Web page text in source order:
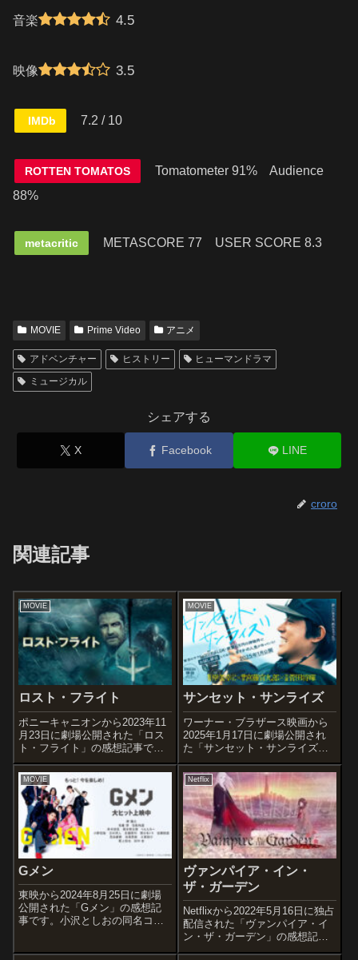
音楽 4.5
映像 3.5
IMDb 7.2 / 10
ROTTEN TOMATOS
Tomatometer 91% Audience
88%
metacritic METASCORE 77 USER SCORE 8.3
MOVIE Prime Video アニメ
アドベンチャー ヒストリー
ヒューマンドラマ
ミュージカル
シェアする
X Facebook LINE
croro
関連記事
MOVIE
ロスト・フライト
ポニーキャニオンから2023年11
月23日に劇場公開された「ロス
ト・フライト」の感想記事で
す。オススメ度あらすじ＆予告
編悪天候のなか、落雷でコント
ロールを失った航空機のブレイ
ザー119便は、奇跡的にフィリピ
ンのホロ島に不時着す
る。 機長...
MOVIE
サンセット・サンライズ
ワーナー・ブラザース映画から
2025年1月17日に劇場公開され
た「サンセット・サンライズ」
の感想記事です。楡周平の同名
小説を原作とした実写映像化作
品です。オススメ度あらすじ＆
予告編新型コロナウイルスの感
染が拡大し、世界各地でロック
ダウンが起...
MOVIE
Gメン
東映から2024年8月25日に劇場
公開された「Gメン」の感想記
事です。小沢としおの同名コミ
Netflix
ヴァンパイア・イン・
ザ・ガーデン
Netflixから2022年5月16日に独占
配信された「ヴァンパイア・イ
ン・ザ・ガーデン」の感想記事
です。話題沸騰中の